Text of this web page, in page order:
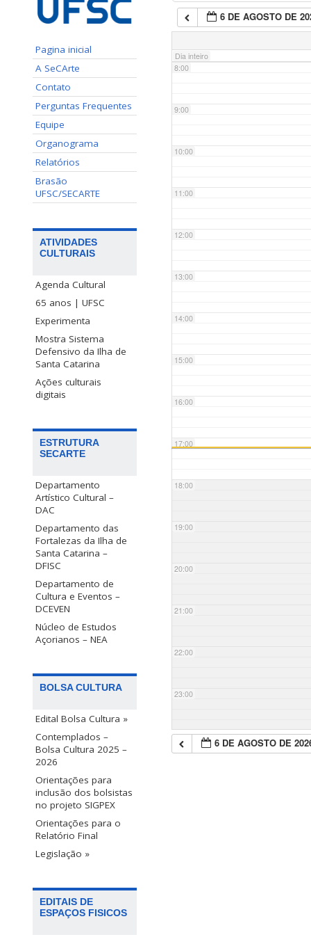
Pagina inicial
A SeCArte
Contato
Perguntas Frequentes
Equipe
Organograma
Relatórios
Brasão
UFSC/SECARTE
ATIVIDADES
CULTURAIS
Agenda Cultural
65 anos | UFSC
Experimenta
Mostra Sistema
Defensivo da Ilha de
Santa Catarina
Ações culturais
digitais
ESTRUTURA
SECARTE
Departamento
Artístico Cultural –
DAC
Departamento das
Fortalezas da Ilha de
Santa Catarina –
DFISC
Departamento de
Cultura e Eventos –
DCEVEN
Núcleo de Estudos
Açorianos – NEA
BOLSA CULTURA
Edital Bolsa Cultura »
Contemplados –
Bolsa Cultura 2025 –
2026
Orientações para
inclusão dos bolsistas
no projeto SIGPEX
Orientações para o
Relatório Final
Legislação »
EDITAIS DE
ESPAÇOS FISICOS
6 DE AGOSTO DE
Dia inteiro
7:00
8:00
9:00
10:00
11:00
12:00
13:00
14:00
15:00
16:00
17:00
18:00
19:00
20:00
21:00
22:00
23:00
6 DE AGOSTO DE